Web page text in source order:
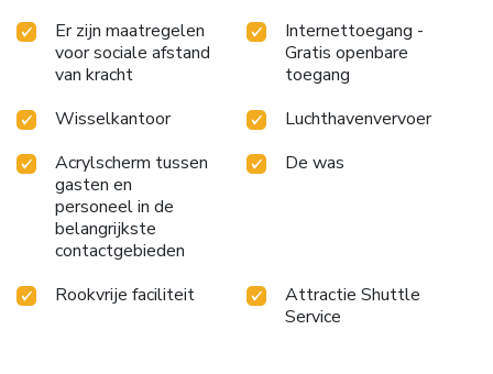
Er zijn maatregelen
voor sociale afstand
van kracht
Internettoegang -
Gratis openbare
toegang
Wisselkantoor
Luchthavenvervoer
Acrylscherm tussen
gasten en
personeel in de
belangrijkste
contactgebieden
De was
Rookvrije faciliteit
Attractie Shuttle
Service